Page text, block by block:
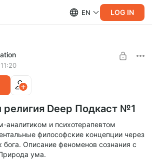
EN LOG IN
Deep Подкаст №1
аналитиком и психотерапевтом
философские концепции через
Описание феноменов сознания с
ума.